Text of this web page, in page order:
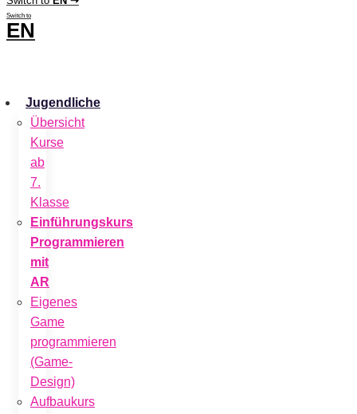
Switch to
EN
Jugendliche
Übersicht
Kurse
ab
7.
Klasse
Einführungskurs
Programmieren
mit
AR
Eigenes
Game
programmieren
(Game-
Design)
Aufbaukurs